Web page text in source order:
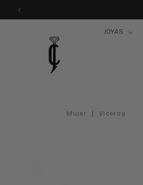
directamente
al contenido
JOYAS
Mujer | Viceroy